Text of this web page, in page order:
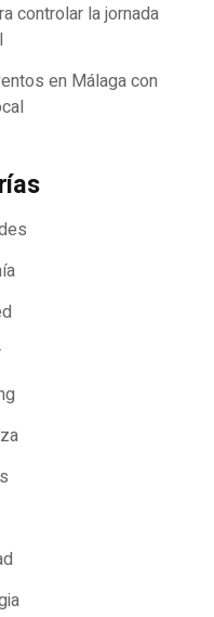
controlar la jornada
en Málaga con